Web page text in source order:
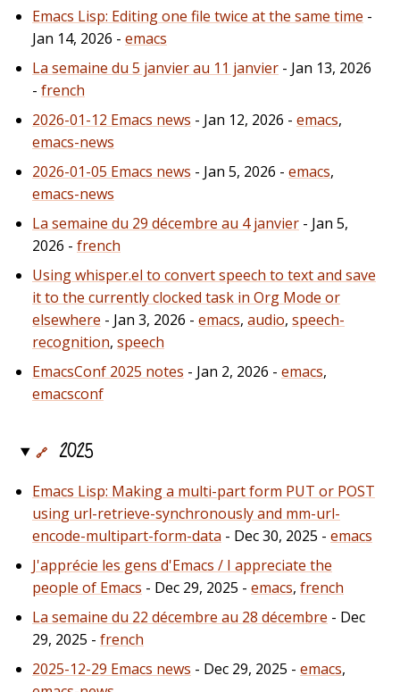
Emacs Lisp: Editing one file twice at the same time -
Jan 14, 2026 - emacs
La semaine du 5 janvier au 11 janvier - Jan 13, 2026
- french
2026-01-12 Emacs news - Jan 12, 2026 - emacs,
emacs-news
2026-01-05 Emacs news - Jan 5, 2026 - emacs,
emacs-news
La semaine du 29 décembre au 4 janvier - Jan 5,
2026 - french
Using whisper.el to convert speech to text and save
it to the currently clocked task in Org Mode or
elsewhere - Jan 3, 2026 - emacs, audio, speech-
recognition, speech
EmacsConf 2025 notes - Jan 2, 2026 - emacs,
emacsconf
🔗 2025
Emacs Lisp: Making a multi-part form PUT or POST
using url-retrieve-synchronously and mm-url-
encode-multipart-form-data - Dec 30, 2025 - emacs
J'apprécie les gens d'Emacs / I appreciate the
people of Emacs - Dec 29, 2025 - emacs, french
La semaine du 22 décembre au 28 décembre - Dec
29, 2025 - french
2025-12-29 Emacs news - Dec 29, 2025 - emacs,